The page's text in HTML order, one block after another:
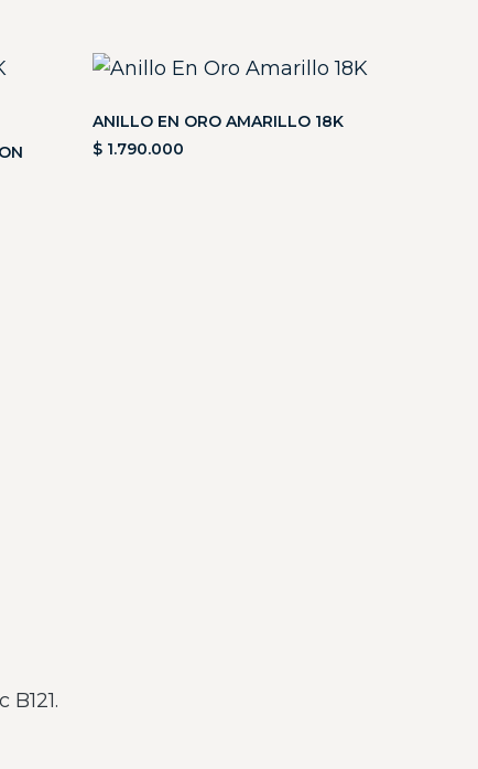
ANILLO EN ORO AMARILLO 18K
$ 1.790.000